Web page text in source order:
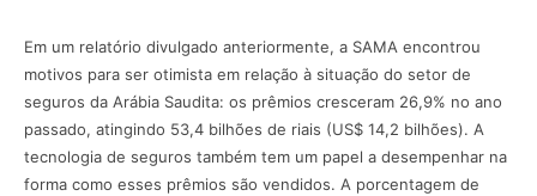
Em um relatório divulgado anteriormente, a SAMA encontrou
motivos para ser otimista em relação à situação do setor de
seguros da Arábia Saudita: os prêmios cresceram 26,9% no ano
passado, atingindo 53,4 bilhões de riais (US$ 14,2 bilhões). A
tecnologia de seguros também tem um papel a desempenhar na
forma como esses prêmios são vendidos. A porcentagem de